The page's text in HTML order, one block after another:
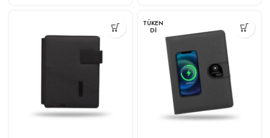
TÜKEN
DI